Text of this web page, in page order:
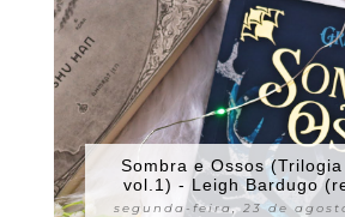
Sombra e Ossos
vol.1) - Leigh Bardugo
segunda-feira, 23 de